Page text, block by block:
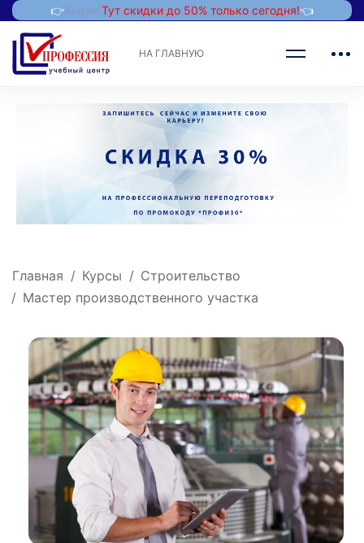
👉Акция! Тут скидки до 50% только сегодня!👈
НА ГЛАВНУЮ
Главная Курсы
Строительство
Мастер производственного участка